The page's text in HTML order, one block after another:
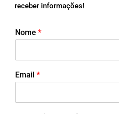
receber informações!
Nome *
Email *